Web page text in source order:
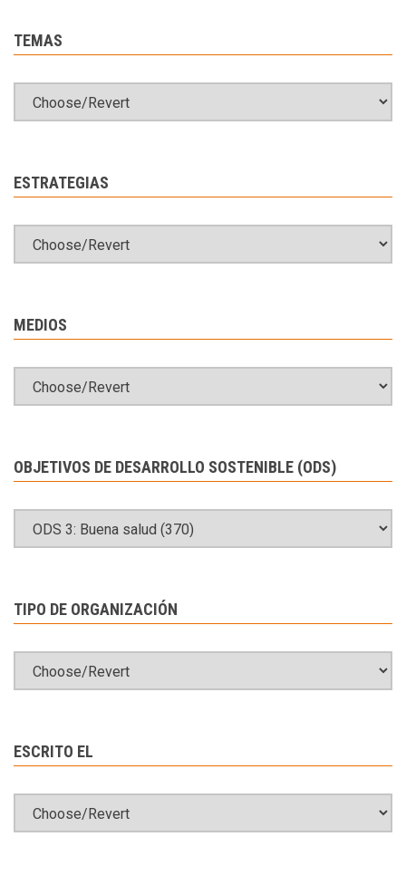
TEMAS
ESTRATEGIAS
MEDIOS
OBJETIVOS DE DESARROLLO SOSTENIBLE (ODS)
TIPO DE ORGANIZACIÓN
ESCRITO EL